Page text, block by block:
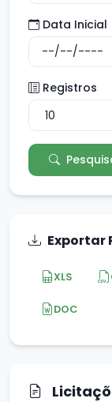
Data Inicial
Registros
Exportar
XLS
DOC